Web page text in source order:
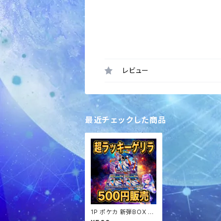
レビュー
最近チェックした商品
1P ポケカ 新弾BOX 超
ラッキーゲリラ オリパ